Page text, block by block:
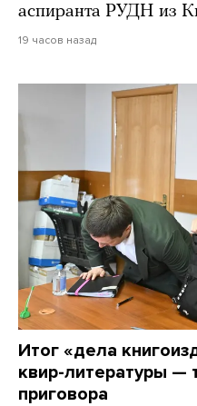
аспиранта РУДН из
19 часов назад
Итог «дела
квир-литературы —
приговора